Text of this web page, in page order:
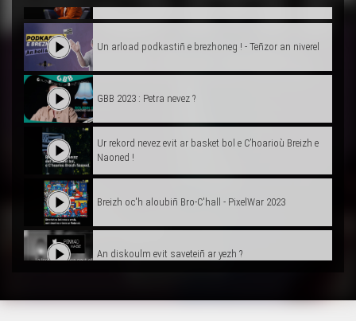
Un arload podkastiñ e brezhoneg ! - Teñzor an niverel
GBB 2023 : Petra nevez ?
Ur rekord nevez evit ar basket bol e C’hoarioù Breizh e
Naoned !
Breizh oc'h aloubiñ Bro-C'hall - PixelWar 2023
An diskoulm evit saveteiñ ar yezh ?
Troer e Parlamant Europa ! - Diarmuid Johnson